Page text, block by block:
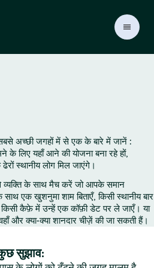
अच्छी जगहों में से एक के बारे में जानें :
के लिए यहाँ आने की योजना बना रहे हों,
स्थानीय लोग मिल जाएंगे।
के साथ मैच करें जो आपके समान
एक खुशनुमा शाम बिताएँ, किसी स्थानीय बार
कैफ़े में उन्हें एक कॉफ़ी डेट पर ले जाएँ। या
और क्या-क्या शानदार चीज़ें की जा सकती हैं।
सुझाव: